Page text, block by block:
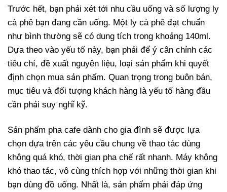
Trước hết, bạn phải xét tới nhu cầu uống và số lượng ly
cà phê bạn đang cần uống. Một ly cà phê đạt chuẩn
như bình thường sẽ có dung tích trong khoảng 140ml.
Dựa theo vào yếu tố này, bạn phải để ý cân chỉnh các
tiêu chí, đề xuất nguyên liệu, loại sản phẩm khi quyết
định chọn mua sản phẩm. Quan trọng trong buôn bán,
mục tiêu và đối tượng khách hàng là yếu tố hàng đầu
cần phải suy nghĩ kỹ.
Sản phẩm pha cafe dành cho gia đình sẽ được lựa
chọn dựa trên các yêu cầu chung về thao tác dùng
không quá khó, thời gian pha chế rất nhanh. Máy không
khó thao tác, vô cùng thích hợp với những thời gian khi
bạn dùng đồ uống. Nhất là, sản phẩm phải đáp ứng